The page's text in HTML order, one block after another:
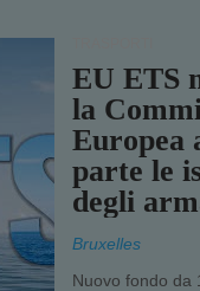
EU ETS
la
Europea
parte le
degli
Bruxelles
Nuovo fondo da